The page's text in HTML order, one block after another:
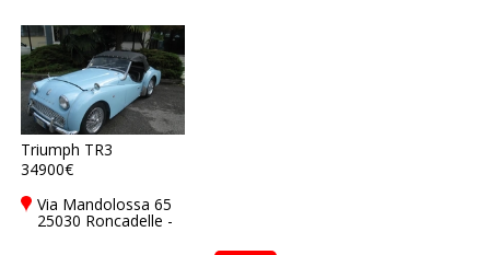
Triumph TR3
34900€
Via Mandolossa 65
25030 Roncadelle -